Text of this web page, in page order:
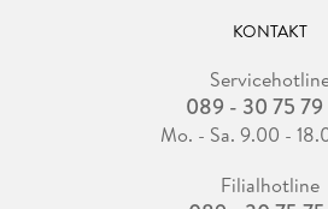
KONTAKT
089 - 30 75
Mo. - Sa. 9.00 -
Filialhotline